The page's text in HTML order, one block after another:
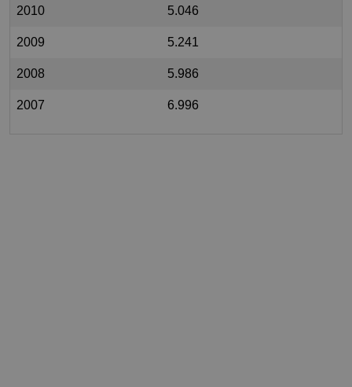
2010 5.046
2009 5.241
2008 5.986
2007 6.996